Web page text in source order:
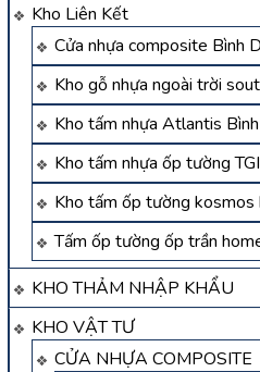
Kho Liên Kết
Cửa nhựa composite Bình
Kho gỗ nhựa ngoài trời
Kho tấm nhựa Atlantis
Kho tấm nhựa ốp tường
Kho tấm ốp tường kosmos
Tấm ốp tường ốp trần
KHO THẢM NHẬP KHẨU
KHO VẬT TƯ
CỬA NHỰA COMPOSITE